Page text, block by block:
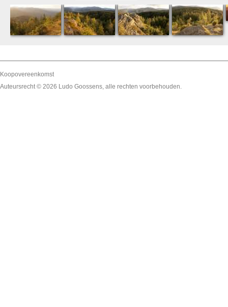
Koopovereenkomst
Auteursrecht © 2026 Ludo Goossens, alle rechten voorbehouden.